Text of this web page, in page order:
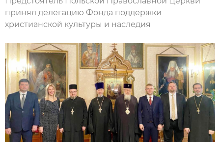
принял делегацию Фонда поддержки
христианской культуры и наследия